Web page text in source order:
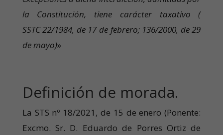
la Constitución, tiene carácter taxativo (
SSTC 22/1984, de 17 de febrero; 136/2000, de 29
de mayo)»
Definición de morada.
La STS nº 18/2021, de 15 de enero (Ponente:
Excmo. Sr. D. Eduardo de Porres Ortiz de